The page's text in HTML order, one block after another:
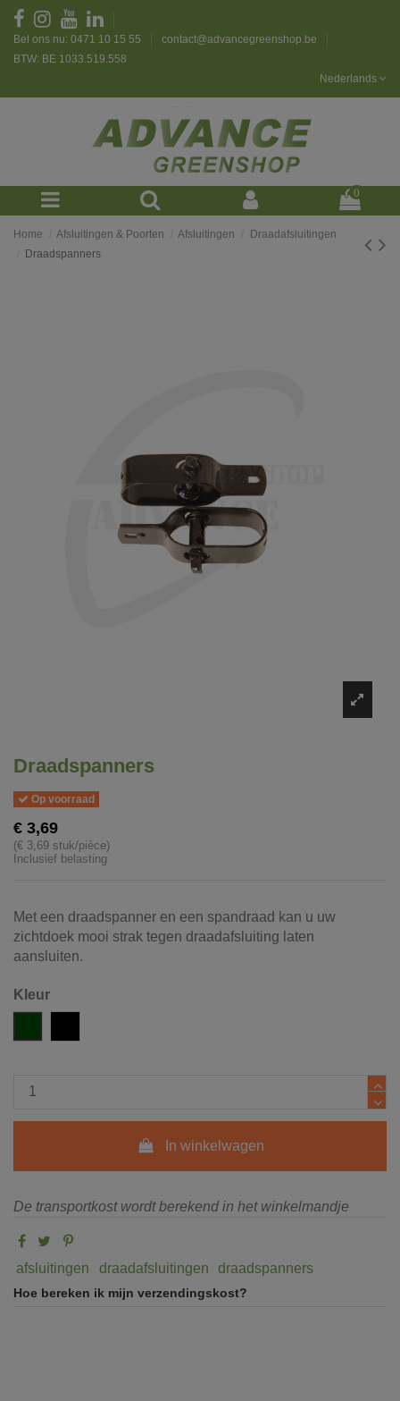
Bel ons nu: 0471 10 15 55
contact@advancegreenshop.be
BTW: BE 1033.519.558
Nederlands
0
Home Afsluitingen & Poorten Afsluitingen
Draadafsluitingen
Draadspanners
Draadspanners
Op voorraad
€ 3,69
(€ 3,69 stuk/pièce)
Inclusief belasting
Met een draadspanner en een spandraad kan u uw
zichtdoek mooi strak tegen draadafsluiting laten
aansluiten.
Kleur
In winkelwagen
De transportkost wordt berekend in het winkelmandje
afsluitingen draadafsluitingen draadspanners
Hoe bereken ik mijn verzendingskost?